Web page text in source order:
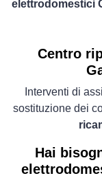
elettrodomestici
Centro
Interventi di
sostituzione dei
Hai